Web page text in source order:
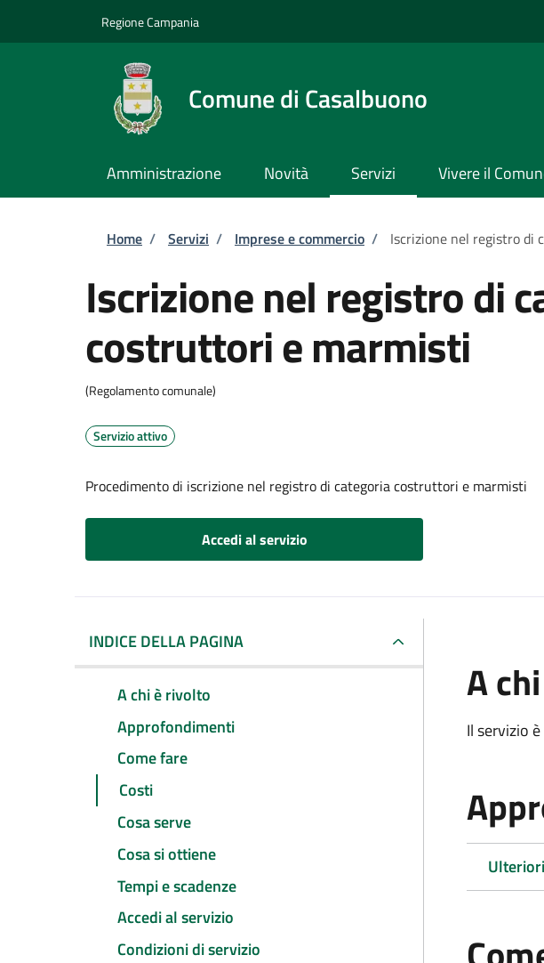
Regione Campania
Comune di Casalbuono
Amministrazione Novità Servizi Vivere il
Briciole di pane
Home / Servizi / Imprese e commercio / Iscrizione nel registro di
Iscrizione nel registro di
costruttori e marmisti
(Regolamento comunale)
Servizio attivo
Procedimento di iscrizione nel registro di categoria costruttori e marmisti
Accedi al servizio
INDICE DELLA PAGINA
A chi è rivolto
Approfondimenti
Come fare
Costi
Cosa serve
Cosa si ottiene
Tempi e scadenze
Accedi al servizio
Condizioni di servizio
A
Il servizio